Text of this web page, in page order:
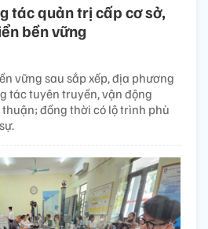
tác quản trị cấp cơ sở,
bền vững
vững sau sắp xếp, địa phương
tác tuyên truyền, vận động
đồng thời có lộ trình phù